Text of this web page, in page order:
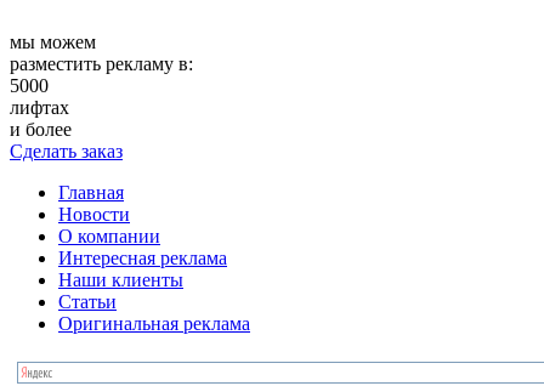
мы можем
разместить рекламу в:
5000
лифтах
и более
Сделать заказ
Главная
Новости
О компании
Интересная реклама
Наши клиенты
Статьи
Оригинальная реклама